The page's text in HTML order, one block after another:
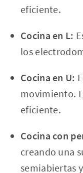
eficiente.
Cocina en L:
los
Cocina en U:
movimiento.
eficiente.
Cocina con
creando una
semiabiertas